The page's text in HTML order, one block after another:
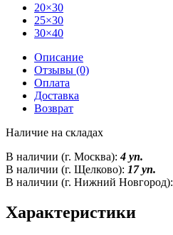
20×30
25×30
30×40
Описание
Отзывы (0)
Оплата
Доставка
Возврат
Наличие на складах
В наличии (г. Москва):4 уп.
В наличии (г. Щелково): 17 уп.
В наличии (г. Нижний Новгород):
Характеристики